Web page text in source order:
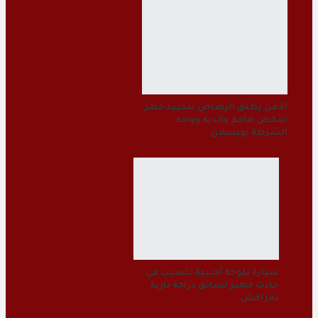
الأمن يطلق الرصاص لتحييد خطر
شخص هاجم والديه وواجه
الشرطة بويسلان
سيارة بلوحة أجنبية تتسبب في
حادث خطير لسائق دراجة نارية
بمراكش